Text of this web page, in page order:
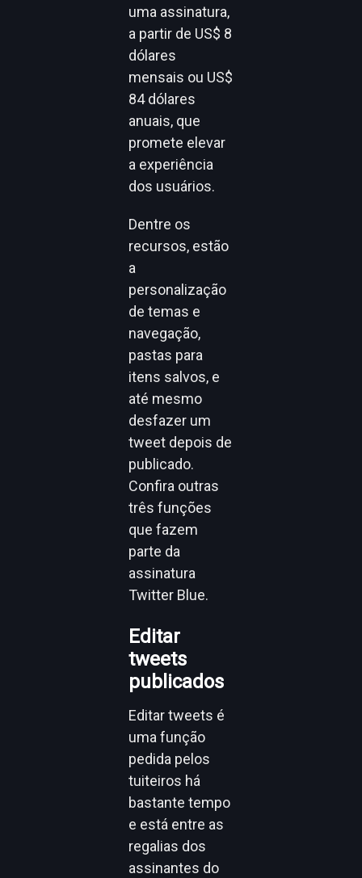
uma assinatura,
a partir de US$ 8
dólares
mensais ou US$
84 dólares
anuais, que
promete elevar
a experiência
dos usuários.
Dentre os
recursos, estão
a
personalização
de temas e
navegação,
pastas para
itens salvos, e
até mesmo
desfazer um
tweet depois de
publicado.
Confira outras
três funções
que fazem
parte da
assinatura
Twitter Blue.
Editar
tweets
publicados
Editar tweets é
uma função
pedida pelos
tuiteiros há
bastante tempo
e está entre as
regalias dos
assinantes do